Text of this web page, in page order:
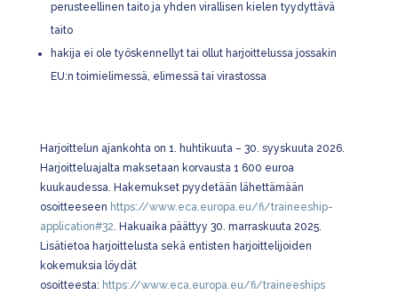
perusteellinen taito ja yhden virallisen kielen tyydyttävä
taito
hakija ei ole työskennellyt tai ollut harjoittelussa jossakin
EU:n toimielimessä, elimessä tai virastossa
Harjoittelun ajankohta on 1. huhtikuuta – 30. syyskuuta 2026.
Harjoitteluajalta maksetaan korvausta 1 600 euroa
kuukaudessa. Hakemukset pyydetään lähettämään
osoitteeseen https://www.eca.europa.eu/fi/traineeship-
application#32. Hakuaika päättyy 30. marraskuuta 2025.
Lisätietoa harjoittelusta sekä entisten harjoittelijoiden
kokemuksia löydät
osoitteesta: https://www.eca.europa.eu/fi/traineeships